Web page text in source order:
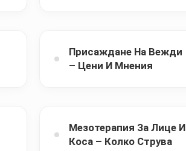
Присаждане На Вежди
– Цени И Мнения
Мезотерапия За Лице И
Коса – Колко Струва